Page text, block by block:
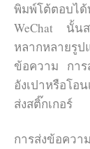
พิมพ์โต้ตอบไ
WeChat นั้น
หลากหลาย
ข้อความ การ
อังเปาหรือโอ
ส่งสติ๊กเกอร์
การส่งข้อควา